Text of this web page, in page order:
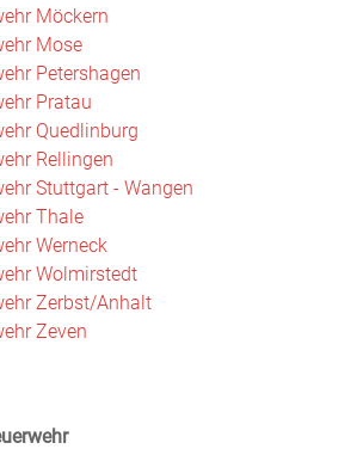
Möckern
Mose
Petershagen
Pratau
Quedlinburg
Rellingen
Stuttgart - Wangen
Thale
Werneck
Wolmirstedt
Zerbst/Anhalt
Zeven